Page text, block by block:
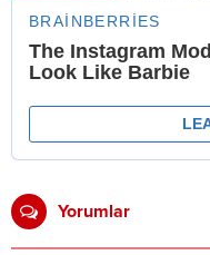
Yorumlar